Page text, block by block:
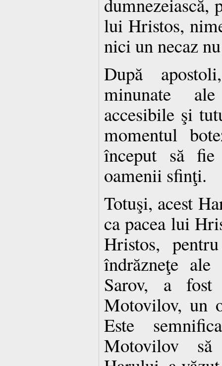
lui Hristos,
nici un necaz
După
minunate
accesibile şi
momentul
început să
oamenii sfinţi.
Totuşi, acest
ca pacea lui
Hristos,
îndrăzneţe
Sarov, a
Motovilov, un
Este
Motovilov să